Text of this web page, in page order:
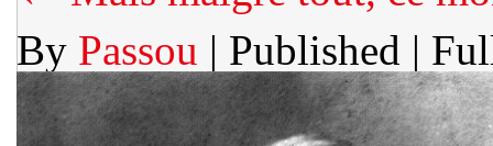
By Passou | Published |